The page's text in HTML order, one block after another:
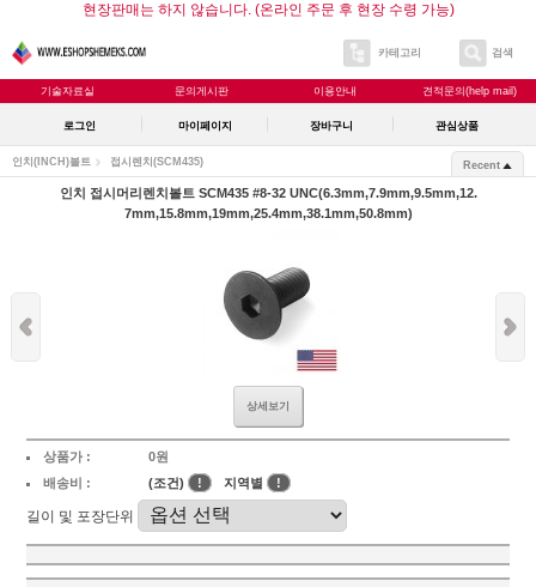
현장판매는 하지 않습니다. (온라인 주문 후 현장 수령 가능)
카테고리 검색
기술자료실 문의게시판 이용안내 견적문의(help mail)
로그인 마이페이지 장바구니 관심상품
인치(INCH)볼트 접시렌치(SCM435) Recent
인치 접시머리렌치볼트 SCM435 #8-32 UNC(6.3mm,7.9mm,9.5mm,12.
7mm,15.8mm,19mm,25.4mm,38.1mm,50.8mm)
상세보기
상품가 :
0원
배송비 :
(조건) ! 지역별 !
길이 및 포장단위